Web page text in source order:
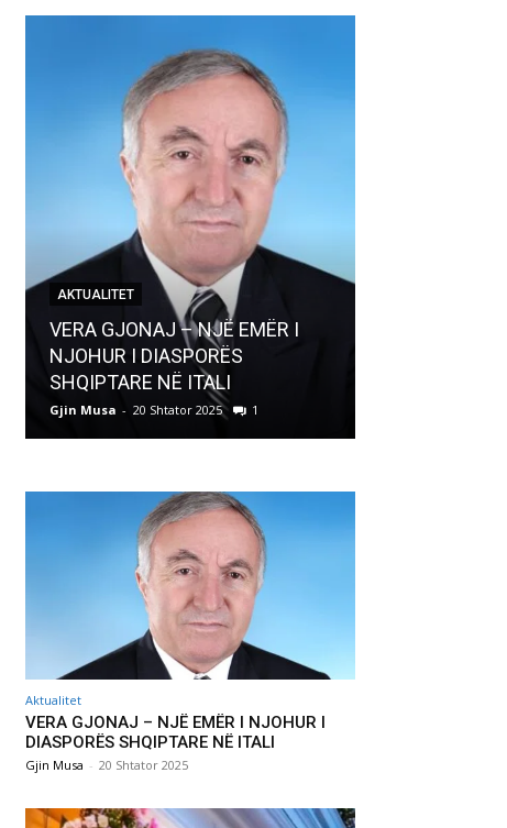
AKTUALITET
VERA GJONAJ – NJË EMËR I
NJOHUR I DIASPORËS
SHQIPTARE NË ITALI
Gjin Musa - 20 Shtator 2025 1
Aktualitet
VERA GJONAJ – NJË EMËR I NJOHUR I
DIASPORËS SHQIPTARE NË ITALI
Gjin Musa - 20 Shtator 2025